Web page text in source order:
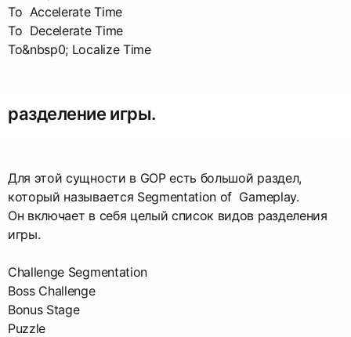
To Accelerate Time
To Decelerate Time
To&nbsp0; Localize Time
разделение игры.
Для этой сущности в GOP есть большой раздел,
который называется Segmentation of Gameplay.
Он включает в себя целый список видов разделения
игры.
Challenge Segmentation
Boss Challenge
Bonus Stage
Puzzle